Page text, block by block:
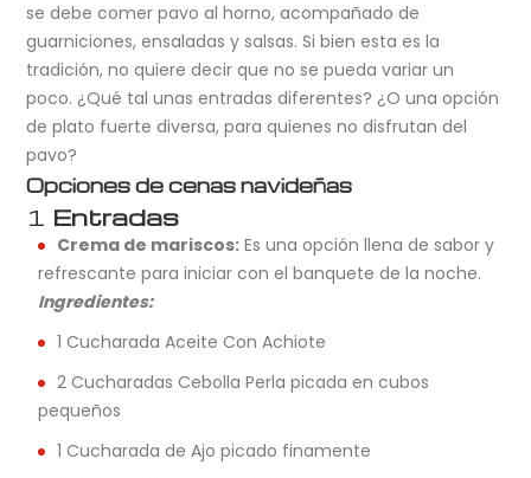
se debe comer pavo al horno, acompañado de
guarniciones, ensaladas y salsas. Si bien esta es la
tradición, no quiere decir que no se pueda variar un
poco. ¿Qué tal unas entradas diferentes? ¿O una opción
de plato fuerte diversa, para quienes no disfrutan del
pavo?
Opciones de cenas navideñas
1 Entradas
Crema de mariscos: Es una opción llena de sabor y
refrescante para iniciar con el banquete de la noche.
Ingredientes:
1 Cucharada Aceite Con Achiote
2 Cucharadas Cebolla Perla picada en cubos
pequeños
1 Cucharada de Ajo picado finamente